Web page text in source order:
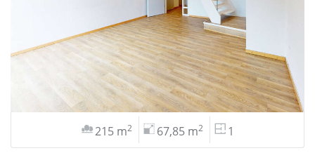
215 m2 67,85 m2 1